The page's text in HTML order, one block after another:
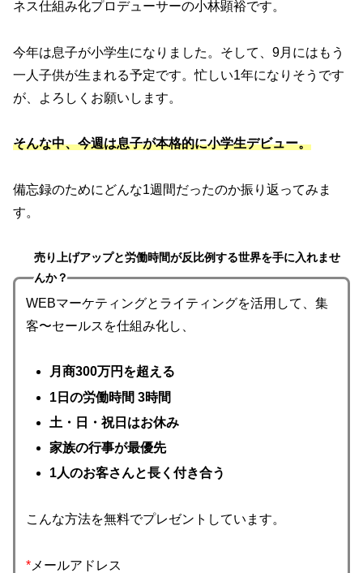
ネス仕組み化プロデューサーの小林顕裕です。
今年は息子が小学生になりました。そして、9月にはもう
一人子供が生まれる予定です。忙しい1年になりそうです
が、よろしくお願いします。
そんな中、今週は息子が本格的に小学生デビュー。
備忘録のためにどんな1週間だったのか振り返ってみま
す。
売り上げアップと労働時間が反比例する世界を手に入れませ
んか？
WEBマーケティングとライティングを活用して、集
客〜セールスを仕組み化し、
月商300万円を超える
1日の労働時間 3時間
土・日・祝日はお休み
家族の行事が最優先
1人のお客さんと長く付き合う
こんな方法を無料でプレゼントしています。
*メールアドレス